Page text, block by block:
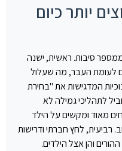
יותר כיום
ממספר סיבות. ראשית, ישנה
לעומת העבר, מה שעלול
המדגישות את "בחירת
לתהליכי גמילה לא
מאוד ומקשים על הילד
רביעית, לחץ חברתי ודרישות
והן אצל הילדים.